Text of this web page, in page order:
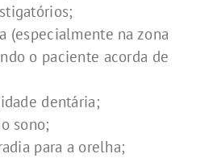
(especialmente na zona
o paciente acorda de
dentária;
sono;
para a orelha;